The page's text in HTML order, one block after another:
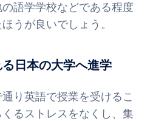
語学学校などである程度
うが良いでしょう。
日本の大学へ進学
り英語で授業を受けるこ
るストレスをなくし、集